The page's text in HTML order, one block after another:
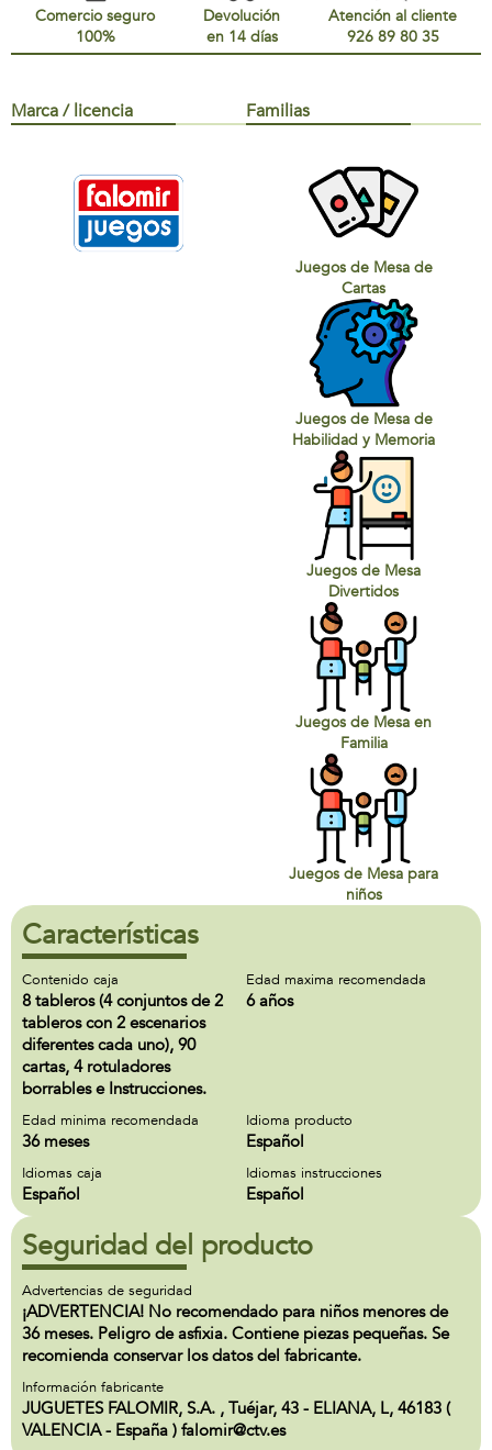
Comercio seguro
100%
Devolución
en 14 días
Atención al cliente
926 89 80 35
Marca / licencia Familias
Juegos de Mesa de
Cartas
Juegos de Mesa de
Habilidad y Memoria
Juegos de Mesa
Divertidos
Juegos de Mesa en
Familia
Juegos de Mesa para
niños
Características
Contenido caja
8 tableros (4 conjuntos de 2
tableros con 2 escenarios
diferentes cada uno), 90
cartas, 4 rotuladores
borrables e Instrucciones.
Edad maxima recomendada
6 años
Edad minima recomendada
36 meses
Idioma producto
Español
Idiomas caja
Español
Idiomas instrucciones
Español
Seguridad del producto
Advertencias de seguridad
¡ADVERTENCIA! No recomendado para niños menores de
36 meses. Peligro de asfixia. Contiene piezas pequeñas. Se
recomienda conservar los datos del fabricante.
Información fabricante
JUGUETES FALOMIR, S.A. , Tuéjar, 43 - ELIANA, L, 46183 (
VALENCIA - España ) falomir@ctv.es